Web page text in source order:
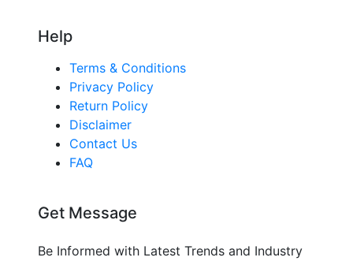
Help
Terms & Conditions
Privacy Policy
Return Policy
Disclaimer
Contact Us
FAQ
Get Message
Be Informed with Latest Trends and Industry